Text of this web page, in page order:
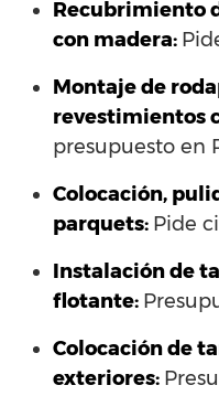
Recubrimiento
con madera:
Montaje de
revestimientos
presupuesto en
Colocación,
parquets: Pide
Instalación de
flotante:
Colocación de
exteriores: